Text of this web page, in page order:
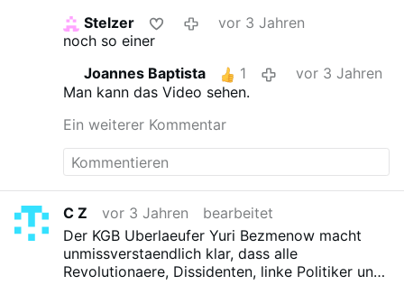
Stelzer
vor 3 Jahren
noch so einer
Joannes Baptista
1
vor 3 Jahren
Man kann das Video sehen.
Ein weiterer Kommentar
C Z vor 3 Jahren
bearbeitet
Der KGB Uberlaeufer Yuri Bezmenow macht
unmissverstaendlich klar, dass alle
Revolutionaere, Dissidenten, linke Politiker und